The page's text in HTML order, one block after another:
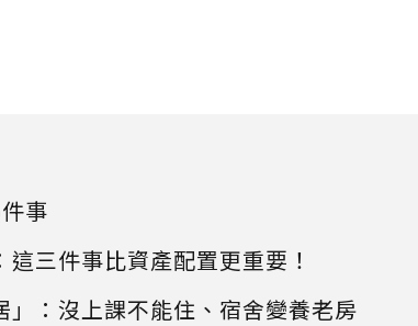
事
三件事比資產配置更重要！
：沒上課不能住、宿舍變養老房